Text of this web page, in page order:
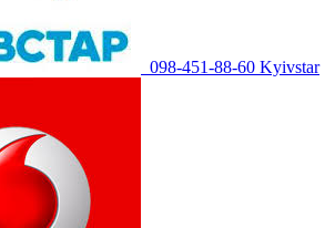
098-451-88-60 Kyivstar